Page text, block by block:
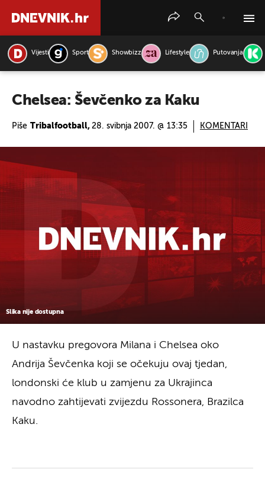
Vijesti Sport Showbizz Lifestyle Putovanja
Chelsea: Ševčenko za Kaku
Piše Tribalfootball, 28. svibnja 2007. @ 13:35 KOMENTARI
Slika nije dostupna
U nastavku pregovora Milana i Chelsea oko
Andrija Ševčenka koji se očekuju ovaj tjedan,
londonski će klub u zamjenu za Ukrajinca
navodno zahtijevati zvijezdu Rossonera, Brazilca
Kaku.
PRETRAŽITE VIJESTI